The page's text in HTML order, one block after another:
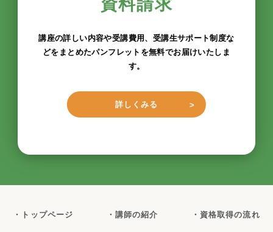
資料請求
講座の詳しい内容や受講費用、受講生サポート制度な
どをまとめたパンフレットを無料でお届けいたしま
す。
詳しくみる
・トップページ ・講師の紹介 ・資格取得の流れ